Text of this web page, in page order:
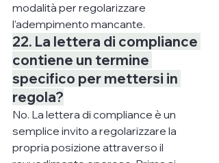
modalità per regolarizzare
l’adempimento mancante.
22. La lettera di compliance
contiene un termine
specifico per mettersi in
regola?
No. La lettera di compliance è un
semplice invito a regolarizzare la
propria posizione attraverso il